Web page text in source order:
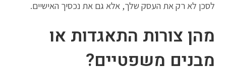
לסכן לא רק את העסק שלך, אלא גם את נכסיך האישיים.
מהן צורות התאגדות או
מבנים משפטיים?